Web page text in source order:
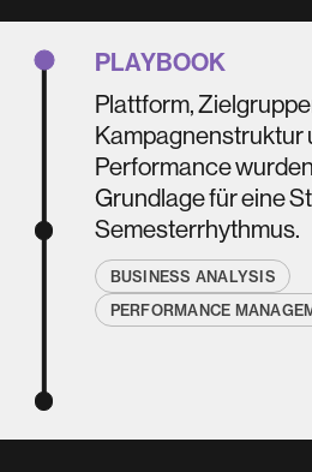
PLAYBOOK
Plattform,
Kampagnenstruktur
Performance
Grundlage für eine
Semesterrhythmus.
BUSINESS ANALYSIS
PERFORMANCE